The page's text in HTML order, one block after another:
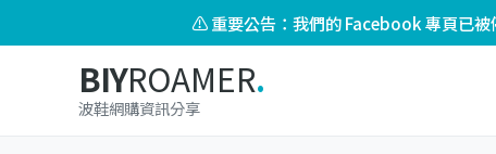
⚠️ 重要公告：我們的 Facebook 專頁已被
BIYROAMER.
波鞋網購資訊分享